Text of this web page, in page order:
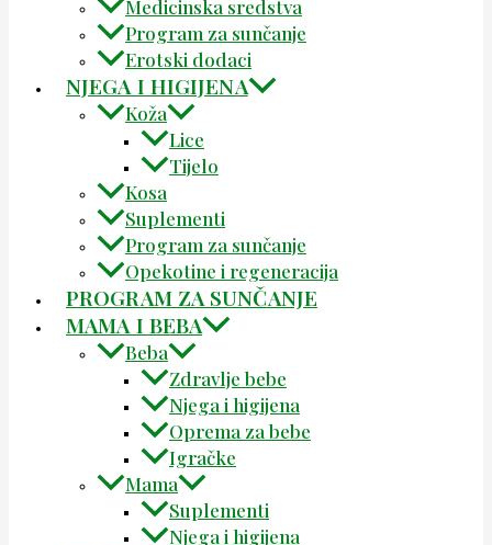
Medicinska sredstva
Program za sunčanje
Erotski dodaci
NJEGA I HIGIJENA
Koža
Lice
Tijelo
Kosa
Suplementi
Program za sunčanje
Opekotine i regeneracija
PROGRAM ZA SUNČANJE
MAMA I BEBA
Beba
Zdravlje bebe
Njega i higijena
Oprema za bebe
Igračke
Mama
Suplementi
Njega i higijena